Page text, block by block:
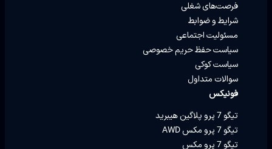
فرصت‌های شغلی
شرایط و ضوابط
مسئولیت اجتماعی
سیاست حفظ حریم خصوصی
سیاست کوکی
سوالات متداول
فونیکس
تیگو 7 پرو پلاگین هیبرید
تیگو 7 پرو مکس AWD
تیگو 7 پرو مکس